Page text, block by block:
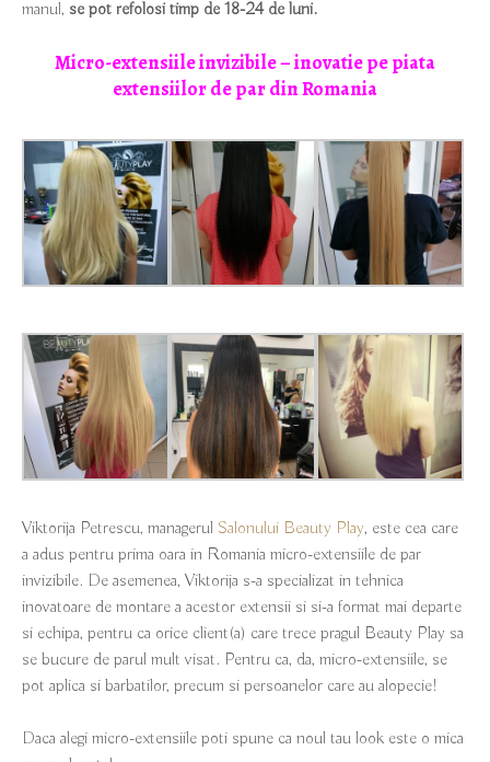
manul, se pot refolosi timp de 18-24 de luni.
Micro-extensiile invizibile – inovatie pe piata
extensiilor de par din Romania
Viktorija Petrescu, managerul Salonului Beauty Play, este cea care
a adus pentru prima oara in Romania micro-extensiile de par
invizibile. De asemenea, Viktorija s-a specializat in tehnica
inovatoare de montare a acestor extensii si si-a format mai departe
si echipa, pentru ca orice client(a) care trece pragul Beauty Play sa
se bucure de parul mult visat. Pentru ca, da, micro-extensiile, se
pot aplica si barbatilor, precum si persoanelor care au alopecie!
Daca alegi micro-extensiile poti spune ca noul tau look este o mica